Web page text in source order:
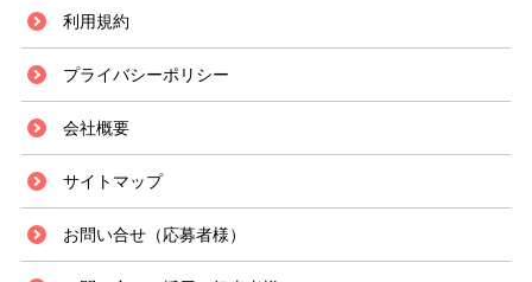
利用規約
プライバシーポリシー
会社概要
サイトマップ
お問い合せ（応募者様）